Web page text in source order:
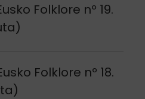
Folklore nº 19.
Folklore nº 18.